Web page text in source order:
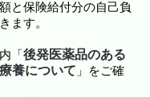
と保険給付分の自己負
ます。
「 後発医薬品のある
養について 」をご確